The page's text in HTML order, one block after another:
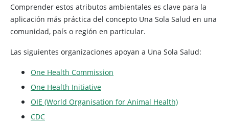
Comprender estos atributos ambientales es clave para la
aplicación más práctica del concepto Una Sola Salud en una
comunidad, país o región en particular.
Las siguientes organizaciones apoyan a Una Sola Salud:
One Health Commission
One Health Initiative
OIE (World Organisation for Animal Health)
CDC